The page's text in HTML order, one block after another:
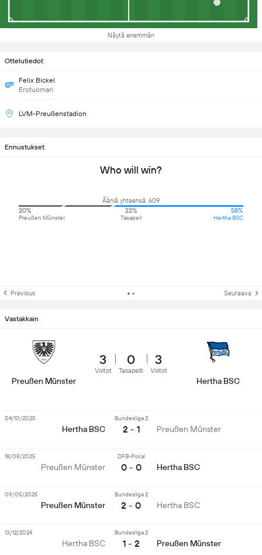
Näytä enemmän
Ottelutiedot
Felix Bickel
Erotuomari
LVM-Preußenstadion
Ennustukset
Who will win?
Ääniä yhteensä: 609
20%
Preußen Münster
22%
Tasapeli
58%
Hertha BSC
Previous Seuraava
Vastakkain
Preußen Münster
3
Voitot
0
Tasapelit
3
Voitot
Hertha BSC
Hertha BSC
Bundesliga 2
2 - 1 Preußen Münster
04/10/2025
Preußen Münster
DFB-Pokal
0 - 0 Hertha BSC
18/08/2025
Preußen Münster
Bundesliga 2
2 - 0 Hertha BSC
09/05/2025
Hertha BSC
Bundesliga 2
1 - 2 Preußen Münster
13/12/2024